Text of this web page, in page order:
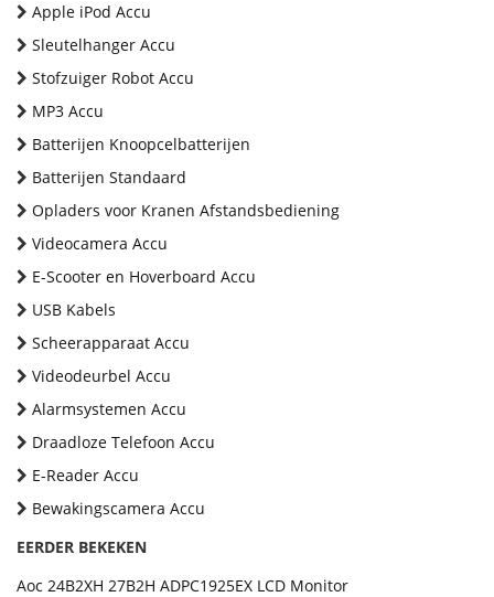
Apple iPod Accu
Sleutelhanger Accu
Stofzuiger Robot Accu
MP3 Accu
Batterijen Knoopcelbatterijen
Batterijen Standaard
Opladers voor Kranen Afstandsbediening
Videocamera Accu
E-Scooter en Hoverboard Accu
USB Kabels
Scheerapparaat Accu
Videodeurbel Accu
Alarmsystemen Accu
Draadloze Telefoon Accu
E-Reader Accu
Bewakingscamera Accu
EERDER BEKEKEN
Aoc 24B2XH 27B2H ADPC1925EX LCD Monitor